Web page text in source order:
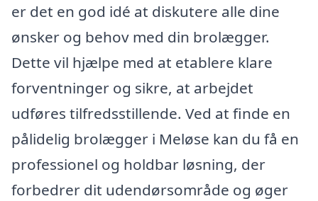
er det en god idé at diskutere alle dine
ønsker og behov med din brolægger.
Dette vil hjælpe med at etablere klare
forventninger og sikre, at arbejdet
udføres tilfredsstillende. Ved at finde en
pålidelig brolægger i Meløse kan du få en
professionel og holdbar løsning, der
forbedrer dit udendørsområde og øger